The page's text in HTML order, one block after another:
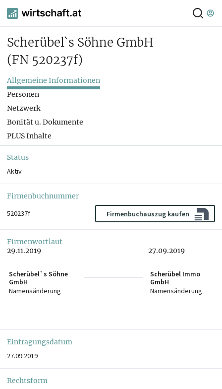
Scherübel`s Söhne GmbH
(FN 520237f)
Allgemeine Informationen
Personen
Netzwerk
Bonität u. Dokumente
PLUS Inhalte
Status
Aktiv
Firmenbuchnummer
520237f
Firmenbuchauszug kaufen
Firmenwortlaut
29.11.2019
Scherübel`s Söhne
GmbH
Namensänderung
27.09.2019
Scherübel Immo
GmbH
Namensänderung
Eintragungsdatum
27.09.2019
Rechtsform